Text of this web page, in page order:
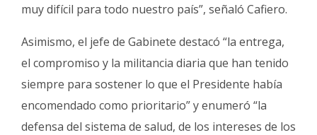
muy difícil para todo nuestro país”, señaló Cafiero.
Asimismo, el jefe de Gabinete destacó “la entrega,
el compromiso y la militancia diaria que han tenido
siempre para sostener lo que el Presidente había
encomendado como prioritario” y enumeró “la
defensa del sistema de salud, de los intereses de los